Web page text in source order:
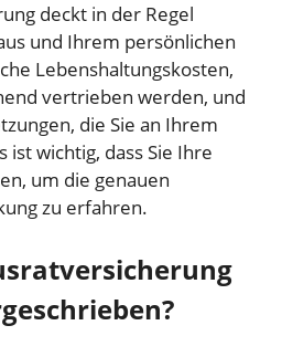
deckt in der Regel
und Ihrem persönlichen
Lebenshaltungskosten,
vertrieben werden, und
die Sie an Ihrem
ist wichtig, dass Sie Ihre
um die genauen
zu erfahren.